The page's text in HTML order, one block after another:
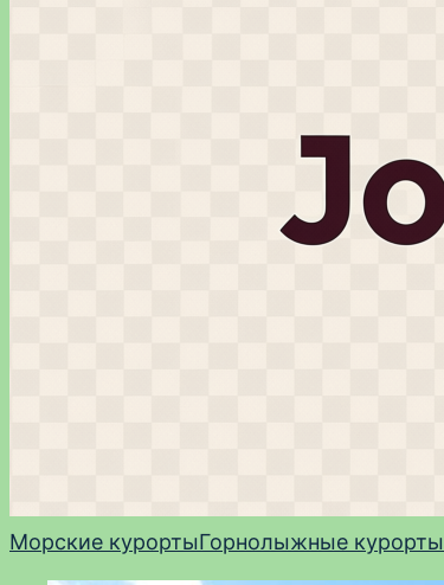
Морские курортыГорнолыжные курорты